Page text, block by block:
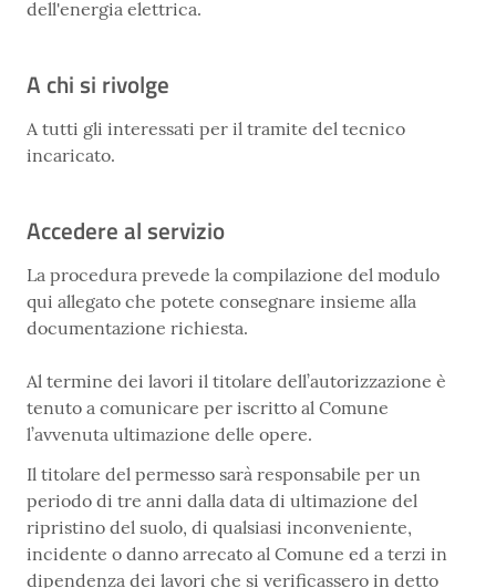
dell'energia elettrica.
A chi si rivolge
A tutti gli interessati per il tramite del tecnico
incaricato.
Accedere al servizio
La procedura prevede la compilazione del modulo
qui allegato che potete consegnare insieme alla
documentazione richiesta.
Al termine dei lavori il titolare dell’autorizzazione è
tenuto a comunicare per iscritto al Comune
l’avvenuta ultimazione delle opere.
Il titolare del permesso sarà responsabile per un
periodo di tre anni dalla data di ultimazione del
ripristino del suolo, di qualsiasi inconveniente,
incidente o danno arrecato al Comune ed a terzi in
dipendenza dei lavori che si verificassero in detto